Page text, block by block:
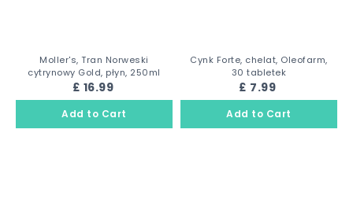
Moller's, Tran Norweski
cytrynowy Gold, płyn, 250ml
£ 16.99
Cynk Forte, chelat, Oleofarm,
30 tabletek
£ 7.99